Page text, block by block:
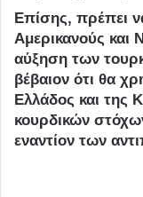
Επίσης, πρέπει
Αμερικανούς και
αύξηση των
βέβαιον ότι θα
Ελλάδος και της
κουρδικών
εναντίον των